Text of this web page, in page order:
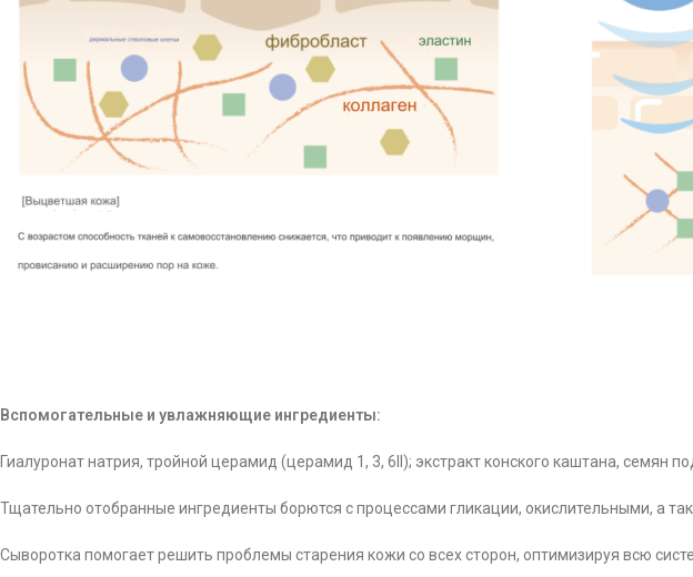
Вспомогательные и увлажняющие ингредиенты:
Гиалуронат натрия, тройной церамид (церамид 1, 3, 6II); экстракт конского каштана, семян
Тщательно отобранные ингредиенты борются с процессами гликации, окислительными, а
Сыворотка помогает решить проблемы старения кожи со всех сторон, оптимизируя всю